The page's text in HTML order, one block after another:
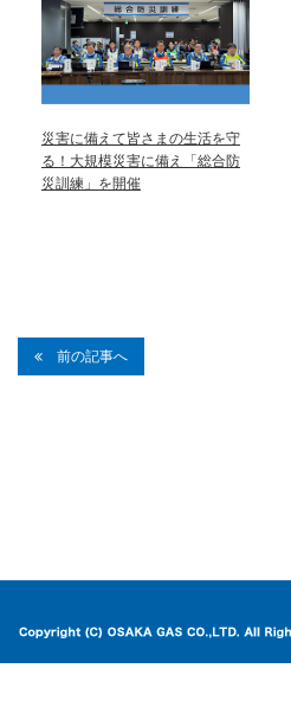
災害に備えて皆さまの生活を守
る！大規模災害に備え「総合防
災訓練」を開催
前の記事へ